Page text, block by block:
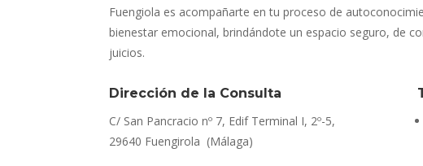
Fuengiola es acompañarte en tu proceso de
bienestar emocional, brindándote un espacio seguro, de
juicios.
Dirección de la Consulta
C/ San Pancracio nº 7, Edif Terminal I, 2º-5,
29640 Fuengirola (Málaga)